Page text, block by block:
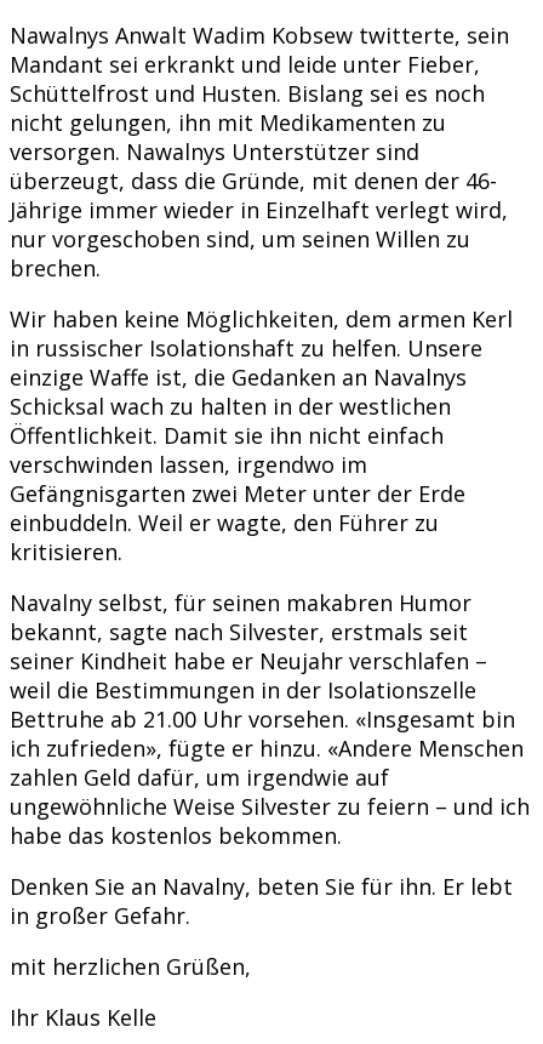
Nawalnys Anwalt Wadim Kobsew twitterte, sein
Mandant sei erkrankt und leide unter Fieber,
Schüttelfrost und Husten. Bislang sei es noch
nicht gelungen, ihn mit Medikamenten zu
versorgen. Nawalnys Unterstützer sind
überzeugt, dass die Gründe, mit denen der 46-
Jährige immer wieder in Einzelhaft verlegt wird,
nur vorgeschoben sind, um seinen Willen zu
brechen.
Wir haben keine Möglichkeiten, dem armen Kerl
in russischer Isolationshaft zu helfen. Unsere
einzige Waffe ist, die Gedanken an Navalnys
Schicksal wach zu halten in der westlichen
Öffentlichkeit. Damit sie ihn nicht einfach
verschwinden lassen, irgendwo im
Gefängnisgarten zwei Meter unter der Erde
einbuddeln. Weil er wagte, den Führer zu
kritisieren.
Navalny selbst, für seinen makabren Humor
bekannt, sagte nach Silvester, erstmals seit
seiner Kindheit habe er Neujahr verschlafen –
weil die Bestimmungen in der Isolationszelle
Bettruhe ab 21.00 Uhr vorsehen. «Insgesamt bin
ich zufrieden», fügte er hinzu. «Andere Menschen
zahlen Geld dafür, um irgendwie auf
ungewöhnliche Weise Silvester zu feiern – und ich
habe das kostenlos bekommen.
Denken Sie an Navalny, beten Sie für ihn. Er lebt
in großer Gefahr.
mit herzlichen Grüßen,
Ihr Klaus Kelle